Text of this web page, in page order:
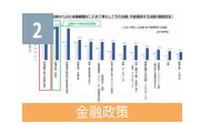
2
金融政策